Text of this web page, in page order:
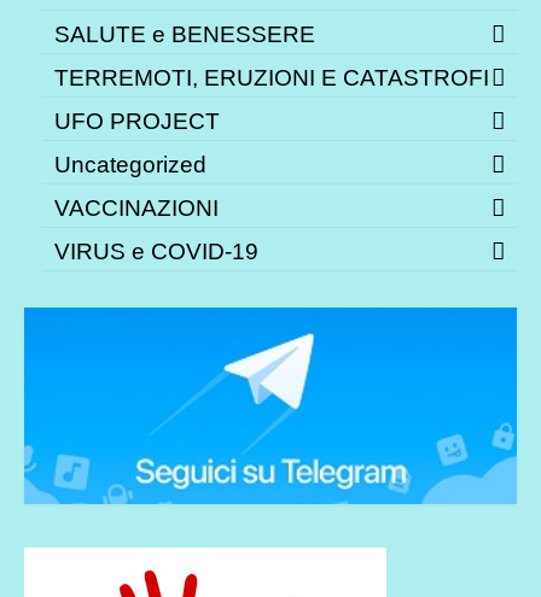
SALUTE e BENESSERE
TERREMOTI, ERUZIONI E CATASTROFI
UFO PROJECT
Uncategorized
VACCINAZIONI
VIRUS e COVID-19